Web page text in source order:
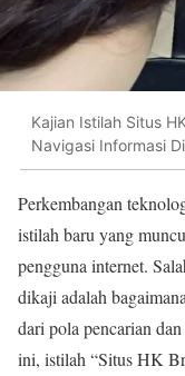
Kajian Istilah Situs
Navigasi Informasi
Perkembangan
istilah baru yang
pengguna internet.
dikaji adalah
dari pola pencarian
ini, istilah “Situs HK